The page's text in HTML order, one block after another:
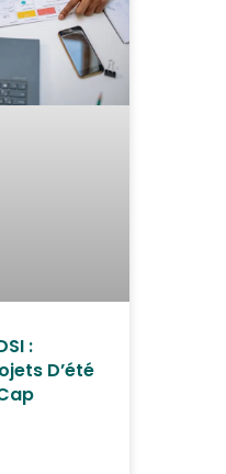
:
D’été